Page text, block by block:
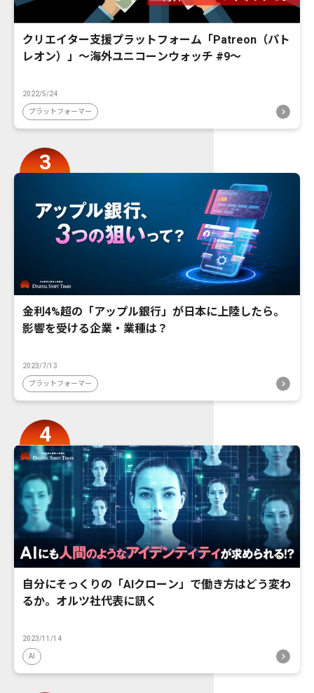
クリエイター支援プラットフォーム「Patreon（パト
レオン）」〜海外ユニコーンウォッチ #9〜
2022/5/24
プラットフォーマー
金利4%超の「アップル銀行」が日本に上陸したら。
影響を受ける企業・業種は？
2023/7/13
プラットフォーマー
自分にそっくりの「AIクローン」で働き方はどう変わ
るか。オルツ社代表に訊く
2023/11/14
AI